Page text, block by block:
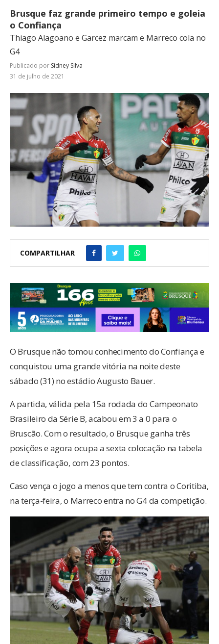
Brusque faz grande primeiro tempo e goleia
o Confiança
Thiago Alagoano e Garcez marcam e Marreco cola no
G4
Publicado por Sidney Silva
31 de julho de 2021
COMPARTILHAR
O Brusque não tomou conhecimento do Confiança e
conquistou uma grande vitória na noite deste
sábado (31) no estádio Augusto Bauer.
A partida, válida pela 15a rodada do Campeonato
Brasileiro da Série B, acabou em 3 a 0 para o
Bruscão. Com o resultado, o Brusque ganha três
posições e agora ocupa a sexta colocação na tabela
de classificação, com 23 pontos.
Caso vença o jogo a menos que tem contra o Coritiba,
na terça-feira, o Marreco entra no G4 da competição.